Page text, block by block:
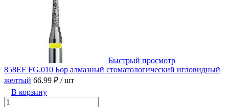
Быстрый просмотр
858EF FG.010 Бор алмазный стоматологический игловидный
желтый 66.99 ₽ / шт
В корзину